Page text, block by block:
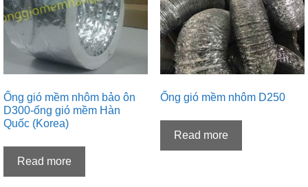
Ống gió mềm nhôm bảo ôn
D300-ống gió mềm Hàn
Quốc (Korea)
Read more
Ống gió mềm nhôm D250
Read more